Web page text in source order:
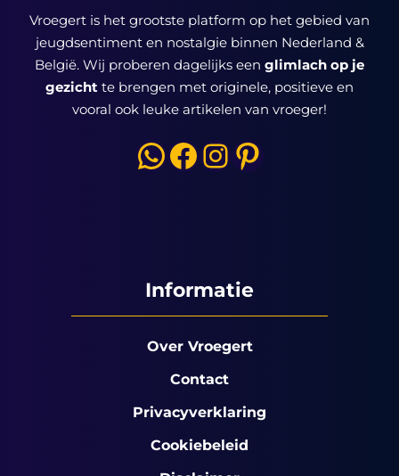
Vroegert is het grootste platform op het gebied van
jeugdsentiment en nostalgie binnen Nederland &
België. Wij proberen dagelijks een glimlach op je
gezicht te brengen met originele, positieve en
vooral ook leuke artikelen van vroeger!
WhatsApp
Facebook
Instagram
Pinterest
Informatie
Over Vroegert
Contact
Privacyverklaring
Cookiebeleid